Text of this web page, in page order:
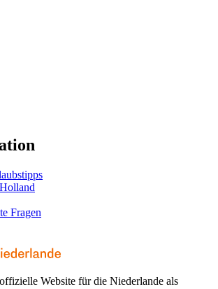
Fragen
Website für die Niederlande als